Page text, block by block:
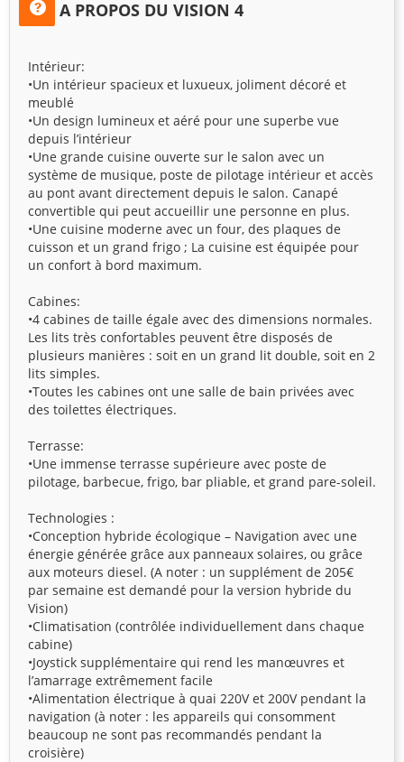
A PROPOS DU VISION 4
Intérieur:
•Un intérieur spacieux et luxueux, joliment décoré et
meublé
•Un design lumineux et aéré pour une superbe vue
depuis l’intérieur
•Une grande cuisine ouverte sur le salon avec un
système de musique, poste de pilotage intérieur et accès
au pont avant directement depuis le salon. Canapé
convertible qui peut accueillir une personne en plus.
•Une cuisine moderne avec un four, des plaques de
cuisson et un grand frigo ; La cuisine est équipée pour
un confort à bord maximum.
Cabines:
•4 cabines de taille égale avec des dimensions normales.
Les lits très confortables peuvent être disposés de
plusieurs manières : soit en un grand lit double, soit en 2
lits simples.
•Toutes les cabines ont une salle de bain privées avec
des toilettes électriques.
Terrasse:
•Une immense terrasse supérieure avec poste de
pilotage, barbecue, frigo, bar pliable, et grand pare-soleil.
Technologies :
•Conception hybride écologique – Navigation avec une
énergie générée grâce aux panneaux solaires, ou grâce
aux moteurs diesel. (A noter : un supplément de 205€
par semaine est demandé pour la version hybride du
Vision)
•Climatisation (contrôlée individuellement dans chaque
cabine)
•Joystick supplémentaire qui rend les manœuvres et
l’amarrage extrêmement facile
•Alimentation électrique à quai 220V et 200V pendant la
navigation (à noter : les appareils qui consomment
beaucoup ne sont pas recommandés pendant la
croisière)